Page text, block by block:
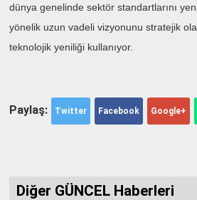
dünya genelinde sektör standartlarını
yönelik uzun vadeli vizyonunu stratejik
teknolojik yeniliği kullanıyor.
Paylaş: Twitter Facebook Google+
Diğer GÜNCEL Haberleri